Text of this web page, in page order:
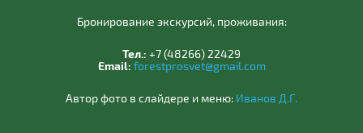
Бронирование экскурсий, проживания:
Тел.: +7 (48266) 22429
Email: forestprosvet@gmail.com
Автор фото в слайдере и меню: Иванов Д.Г.